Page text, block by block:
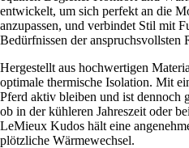
entwickelt, um sich perfekt an die
anzupassen, und verbindet Stil mit
Bedürfnissen der anspruchsvollsten
Hergestellt aus hochwertigen
optimale thermische Isolation. Mit
Pferd aktiv bleiben und ist dennoch
ob in der kühleren Jahreszeit oder
LeMieux Kudos hält eine
plötzliche Wärmewechsel.